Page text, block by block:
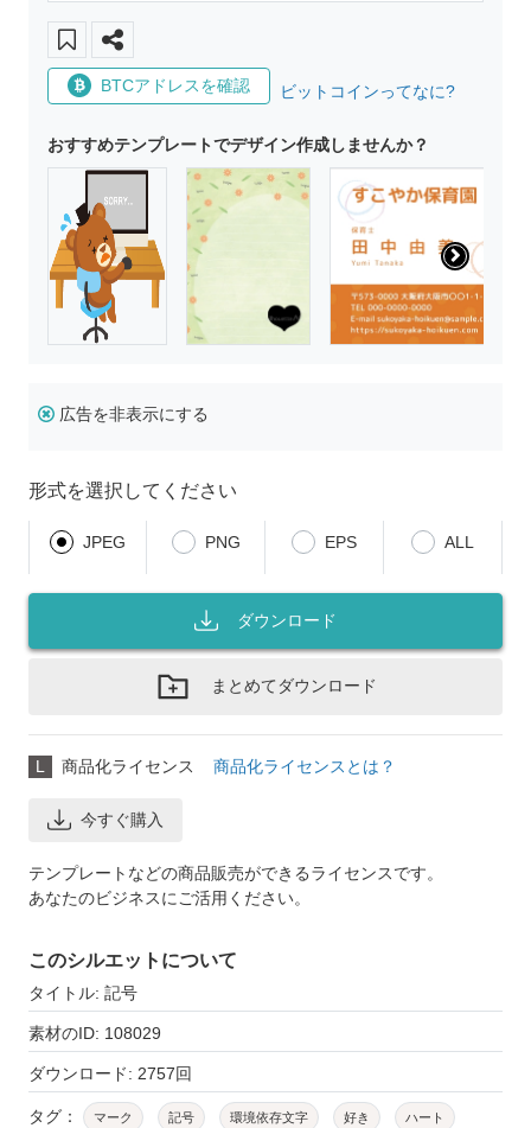
BTCアドレスを確認 ビットコインってなに?
おすすめテンプレートでデザイン作成しませんか？
広告を非表示にする
形式を選択してください
JPEG PNG EPS ALL
ダウンロード
まとめてダウンロード
L 商品化ライセンス 商品化ライセンスとは？
今すぐ購入
テンプレートなどの商品販売ができるライセンスです。
あなたのビジネスにご活用ください。
このシルエットについて
タイトル: 記号
素材のID: 108029
ダウンロード: 2757回
タグ： マーク 記号 環境依存文字 好き ハート